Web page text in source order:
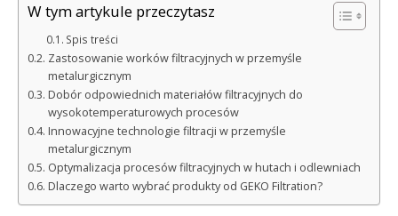
W tym artykule przeczytasz
Spis treści
Zastosowanie worków filtracyjnych w przemyśle
metalurgicznym
Dobór odpowiednich materiałów filtracyjnych do
wysokotemperaturowych procesów
Innowacyjne technologie filtracji w przemyśle
metalurgicznym
Optymalizacja procesów filtracyjnych w hutach i odlewniach
Dlaczego warto wybrać produkty od GEKO Filtration?